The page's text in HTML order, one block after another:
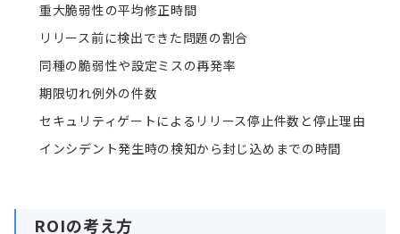
重大脆弱性の平均修正時間
リリース前に検出できた問題の割合
同種の脆弱性や設定ミスの再発率
期限切れ例外の件数
セキュリティゲートによるリリース停止件数と停止理由
インシデント発生時の検知から封じ込めまでの時間
ROIの考え方